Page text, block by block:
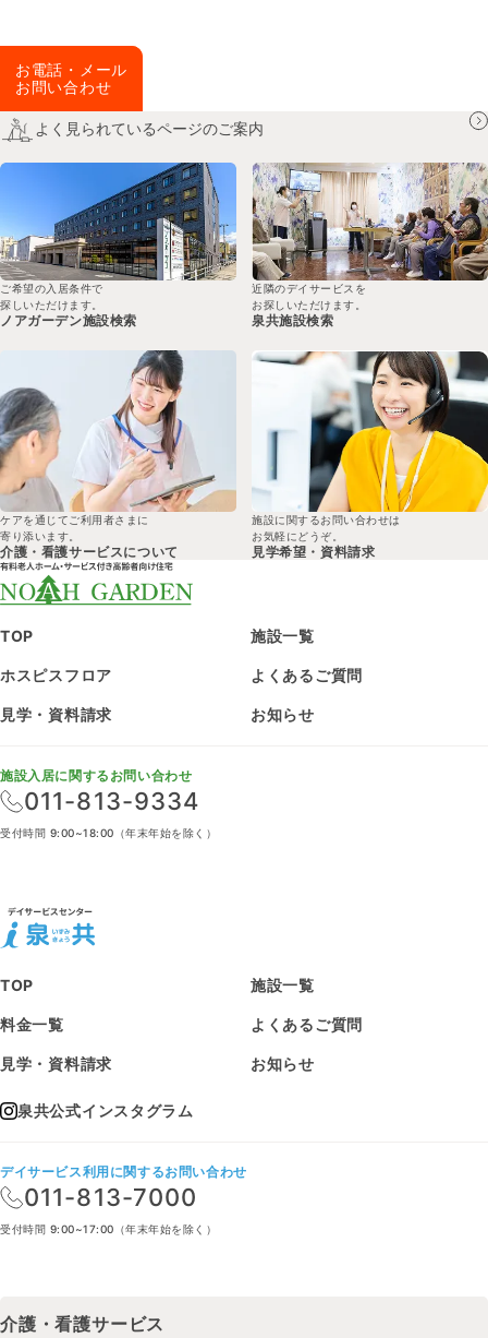
お電話・メール
お問い合わせ
お電話・メール
お問い合わせ
よく見られているページのご案内
ご希望の入居条件で
探しいただけます。
ノアガーデン施設検索
近隣のデイサービスを
お探しいただけます。
泉共施設検索
ケアを通じてご利用者さまに
寄り添います。
介護・看護サービスについて
施設に関するお問い合わせは
お気軽にどうぞ。
見学希望・ 資料請求
介護・看護サービス
TOP 施設一覧
ホスピスフロア よくあるご質問
見学・資料請求 お知らせ
TOP 施設一覧
料金一覧 よくあるご質問
見学・資料請求 お知らせ
泉共公式インスタグラム
施設入居に関するお問い合わせ
011-813-9334
受付時間 9:00~18:00（年末年始を除く）
デイサービス利用に関するお問い合わせ
011-813-7000
受付時間 9:00~17:00（年末年始を除く）